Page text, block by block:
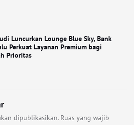
Luncurkan Lounge Blue Sky, Bank
Perkuat Layanan Premium bagi
Prioritas
dipublikasikan. Ruas yang wajib